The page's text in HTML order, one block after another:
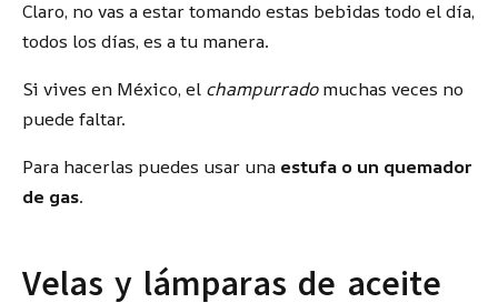
Claro, no vas a estar tomando estas bebidas todo el día,
todos los días, es a tu manera.
Si vives en México, el champurradomuchas veces no
puede faltar.
Para hacerlas puedes usar una estufa o un quemador
de gas.
Velas y lámparas de aceite